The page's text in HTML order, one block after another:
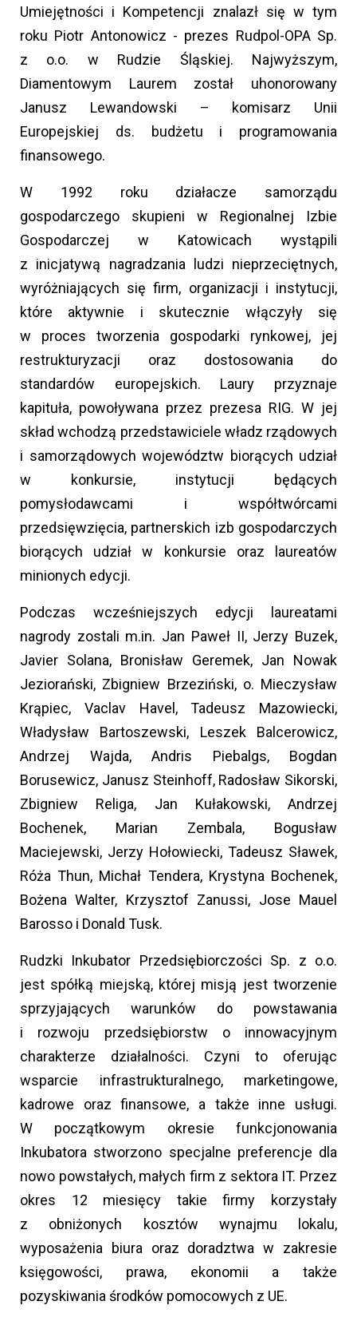
Umiejętności i Kompetencji znalazł się w tym
roku Piotr Antonowicz - prezes Rudpol-OPA Sp.
z o.o. w Rudzie Śląskiej. Najwyższym,
Diamentowym Laurem został uhonorowany
Janusz Lewandowski – komisarz Unii
Europejskiej ds. budżetu i programowania
finansowego.
W 1992 roku działacze samorządu
gospodarczego skupieni w Regionalnej Izbie
Gospodarczej w Katowicach wystąpili
z inicjatywą nagradzania ludzi nieprzeciętnych,
wyróżniających się firm, organizacji i instytucji,
które aktywnie i skutecznie włączyły się
w proces tworzenia gospodarki rynkowej, jej
restrukturyzacji oraz dostosowania do
standardów europejskich. Laury przyznaje
kapituła, powoływana przez prezesa RIG. W jej
skład wchodzą przedstawiciele władz rządowych
i samorządowych województw biorących udział
w konkursie, instytucji będących
pomysłodawcami i współtwórcami
przedsięwzięcia, partnerskich izb gospodarczych
biorących udział w konkursie oraz laureatów
minionych edycji.
Podczas wcześniejszych edycji laureatami
nagrody zostali m.in. Jan Paweł II, Jerzy Buzek,
Javier Solana, Bronisław Geremek, Jan Nowak
Jeziorański, Zbigniew Brzeziński, o. Mieczysław
Krąpiec, Vaclav Havel, Tadeusz Mazowiecki,
Władysław Bartoszewski, Leszek Balcerowicz,
Andrzej Wajda, Andris Piebalgs, Bogdan
Borusewicz, Janusz Steinhoff, Radosław Sikorski,
Zbigniew Religa, Jan Kułakowski, Andrzej
Bochenek, Marian Zembala, Bogusław
Maciejewski, Jerzy Hołowiecki, Tadeusz Sławek,
Róża Thun, Michał Tendera, Krystyna Bochenek,
Bożena Walter, Krzysztof Zanussi, Jose Mauel
Barosso i Donald Tusk.
Rudzki Inkubator Przedsiębiorczości Sp. z o.o.
jest spółką miejską, której misją jest tworzenie
sprzyjających warunków do powstawania
i rozwoju przedsiębiorstw o innowacyjnym
charakterze działalności. Czyni to oferując
wsparcie infrastrukturalnego, marketingowe,
kadrowe oraz finansowe, a także inne usługi.
W początkowym okresie funkcjonowania
Inkubatora stworzono specjalne preferencje dla
nowo powstałych, małych firm z sektora IT. Przez
okres 12 miesięcy takie firmy korzystały
z obniżonych kosztów wynajmu lokalu,
wyposażenia biura oraz doradztwa w zakresie
księgowości, prawa, ekonomii a także
pozyskiwania środków pomocowych z UE.